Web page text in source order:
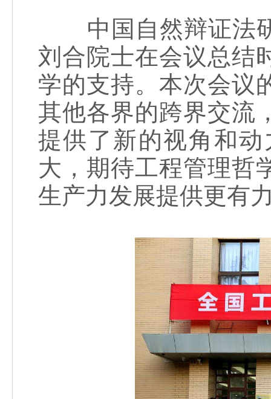
中国自然辩证法研
刘合院士在会议总结
学的支持。本次会议
其他各界的跨界交流
提供了新的视角和
大，期待工程管理哲
生产力发展提供更有